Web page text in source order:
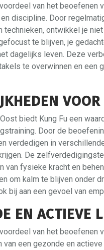
van het beoefenen
discipline. Door
technieken, ontwikkel je
te blijven, je
dagelijks leven. Deze
te overwinnen en een
biedt Kung Fu een
Door de
verdedigen in
De
van fysieke kracht en
om kalm te blijven onder
bij aan een gevoel van
EN ACTIEVE
van het beoefenen
van een gezonde en